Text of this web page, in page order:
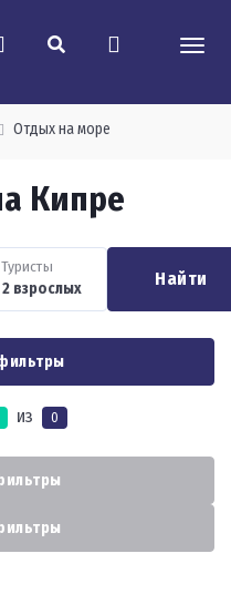
Отдых на море
Кипре
Туристы
Найти
из 0